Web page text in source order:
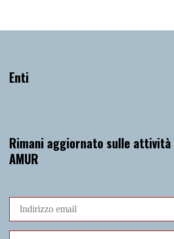
Enti
Rimani aggiornato sulle
AMUR